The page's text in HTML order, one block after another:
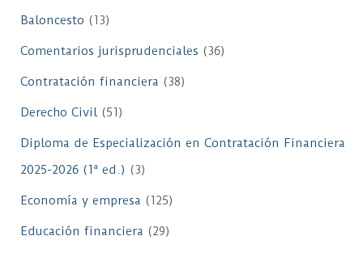
Baloncesto (13)
Comentarios jurisprudenciales (36)
Contratación financiera (38)
Derecho Civil (51)
Diploma de Especialización en Contratación Financiera
2025-2026 (1ª ed.) (3)
Economía y empresa (125)
Educación financiera (29)